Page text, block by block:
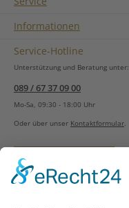
Informationen
Service-Hotline
Unterstützung und Beratung unter:
089 / 67 37 09 00
Mo-Sa, 09:30 - 18:00 Uhr
Oder über unser Kontaktformular.
Vertrag widerrufen